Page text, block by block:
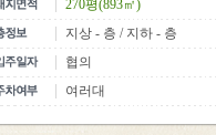
270평(893㎡)
지상 - 층 / 지하 - 층
협의
여러대